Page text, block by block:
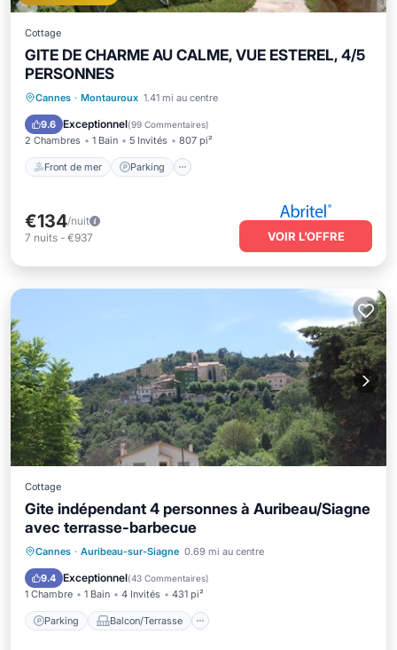
Cottage
GITE DE CHARME AU CALME, VUE ESTEREL, 4/5
PERSONNES
Cannes · Montauroux 1.41 mi au centre
9.6 Exceptionnel(99 Commentaires)
2 Chambres 1 Bain 5 Invités 807 pi²
Front de mer Parking
Front de mer Parking
Vue sur l’océan
€134/nuit
7 nuits - €937 VOIR L’OFFRE
Cottage
Gite indépendant 4 personnes à Auribeau/Siagne
avec terrasse-barbecue
Cannes · Auribeau-sur-Siagne 0.69 mi au centre
9.4 Exceptionnel(43 Commentaires)
1 Chambre 1 Bain 4 Invités 431 pi²
Parking Balcon/Terrasse
Parking Balcon/Terrasse
Cuisine
Climatisation